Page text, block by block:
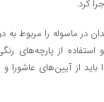
در ماسوله را مربوط به
استفاده از پارچه‌های
باید از آیین‌های